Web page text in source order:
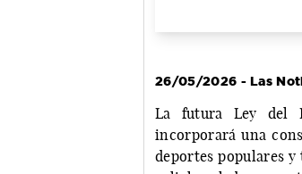
26/05/2026 - Las
La futura Ley del
incorporará una
deportes populares